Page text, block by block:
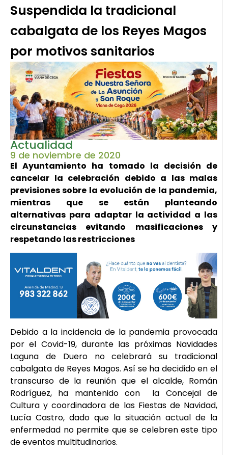
Suspendida la tradicional
cabalgata de los Reyes Magos
por motivos sanitarios
Actualidad
9 de noviembre de 2020
El Ayuntamiento ha tomado la decisión de
cancelar la celebración debido a las malas
previsiones sobre la evolución de la pandemia,
mientras que se están planteando
alternativas para adaptar la actividad a las
circunstancias evitando masificaciones y
respetando las restricciones
Debido a la incidencia de la pandemia provocada
por el Covid-19, durante las próximas Navidades
Laguna de Duero no celebrará su tradicional
cabalgata de Reyes Magos. Así se ha decidido en el
transcurso de la reunión que el alcalde, Román
Rodríguez, ha mantenido con la Concejal de
Cultura y coordinadora de las Fiestas de Navidad,
Lucía Castro, dado que la situación actual de la
enfermedad no permite que se celebren este tipo
de eventos multitudinarios.